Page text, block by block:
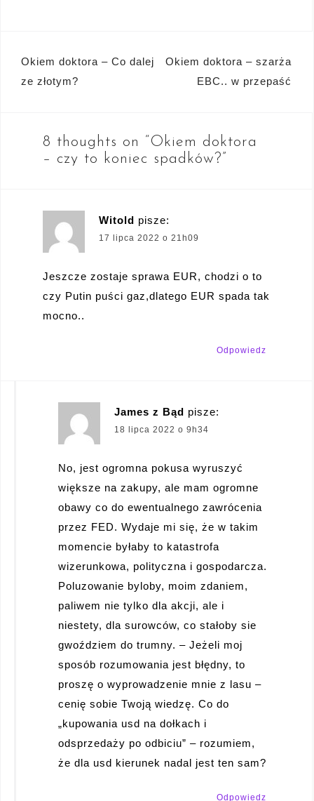
Nawigacja
wpisu
Okiem doktora – Co dalej
ze złotym?
Okiem doktora – szarża
EBC.. w przepaść
8 thoughts on “Okiem doktora
– czy to koniec spadków?”
Witold pisze:
17 lipca 2022 o 21h09
Jeszcze zostaje sprawa EUR, chodzi o to
czy Putin puści gaz,dlatego EUR spada tak
mocno..
Odpowiedz
James z Bąd pisze:
18 lipca 2022 o 9h34
No, jest ogromna pokusa wyruszyć
większe na zakupy, ale mam ogromne
obawy co do ewentualnego zawrócenia
przez FED. Wydaje mi się, że w takim
momencie byłaby to katastrofa
wizerunkowa, polityczna i gospodarcza.
Poluzowanie byloby, moim zdaniem,
paliwem nie tylko dla akcji, ale i
niestety, dla surowców, co stałoby sie
gwoździem do trumny. – Jeżeli moj
sposób rozumowania jest błędny, to
proszę o wyprowadzenie mnie z lasu –
cenię sobie Twoją wiedzę. Co do
„kupowania usd na dołkach i
odsprzedaży po odbiciu” – rozumiem,
że dla usd kierunek nadal jest ten sam?
Odpowiedz